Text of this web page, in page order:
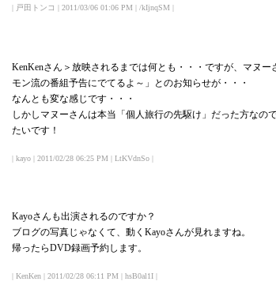
| 戸田トンコ | 2011/03/06 01:06 PM | /kIjnqSM |
KenKenさん＞放映されるまでは何とも・・・ですが、マヌ
モン流の番組予告にでてるよ～」とのお知らせが・・・
なんとも変な感じです・・・
しかしマヌーさんは本当「個人旅行の先駆け」だった方なの
たいです！
| kayo | 2011/02/28 06:25 PM | LtKVdnSo |
Kayoさんも出演されるのですか？
ブログの写真じゃなくて、動くKayoさんが見れますね。
帰ったらDVD録画予約します。
| KenKen | 2011/02/28 06:11 PM | hsB0al1I |